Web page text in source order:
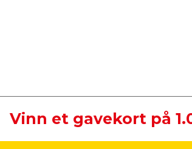
Vinn et gavekort på